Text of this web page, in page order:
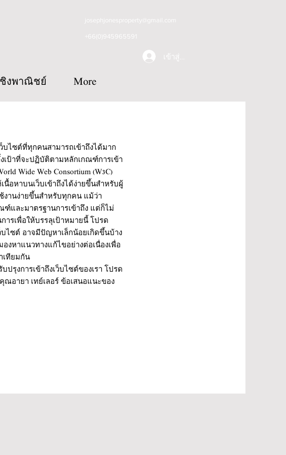
josephjonesproperty@gmail.com
+66(0)945965591
เข้าสู่ระบบ
ชิงพาณิชย์ More
ว็บไซต์ที่ทุกคนสามารถเข้าถึงได้มาก
เป้าที่จะปฏิบัติตามหลักเกณฑ์การเข้า
Wide Web Consortium (W3C)
อหาบนเว็บเข้าถึงได้ง่ายขึ้นสำหรับผู้
งานง่ายขึ้นสำหรับทุกคน แม้ว่า
ฑ์และมาตรฐานการเข้าถึง แต่ก็ไม่
ารเพื่อให้บรรลุเป้าหมายนี้ โปรด
ไซต์ อาจมีปัญหาเล็กน้อยเกิดขึ้นบ้าง
องหาแนวทางแก้ไขอย่างต่อเนื่องเพื่อ
เทียมกัน
รุงการเข้าถึงเว็บไซต์ของเรา โปรด
ณอายา เทย์เลอร์ ข้อเสนอแนะของ